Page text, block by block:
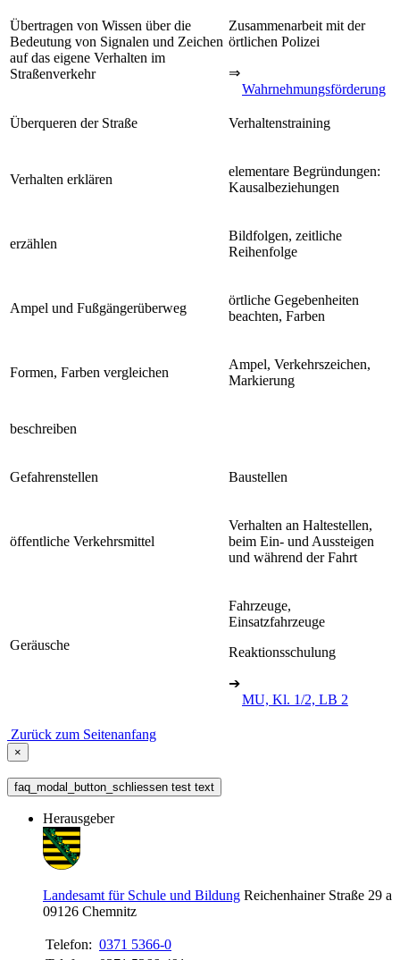
Übertragen von Wissen über die
Bedeutung von Signalen und Zeichen
auf das eigene Verhalten im
Straßenverkehr
Zusammenarbeit mit der
örtlichen Polizei
⇒
Wahrnehmungsförderung
Überqueren der Straße Verhaltenstraining
Verhalten erklären
elementare Begründungen:
Kausalbeziehungen
erzählen
Bildfolgen, zeitliche
Reihenfolge
Ampel und Fußgängerüberweg
örtliche Gegebenheiten
beachten, Farben
Formen, Farben vergleichen
Ampel, Verkehrszeichen,
Markierung
beschreiben
Gefahrenstellen Baustellen
öffentliche Verkehrsmittel
Verhalten an Haltestellen,
beim Ein- und Aussteigen
und während der Fahrt
Geräusche
Fahrzeuge,
Einsatzfahrzeuge
Reaktionsschulung
➔
MU, Kl. 1/2, LB 2
Zurück zum Seitenanfang
×
faq_modal_button_schliessen test text
Herausgeber
Landesamt für Schule und Bildung Reichenhainer Straße 29 a
09126 Chemnitz
Telefon: 0371 5366-0